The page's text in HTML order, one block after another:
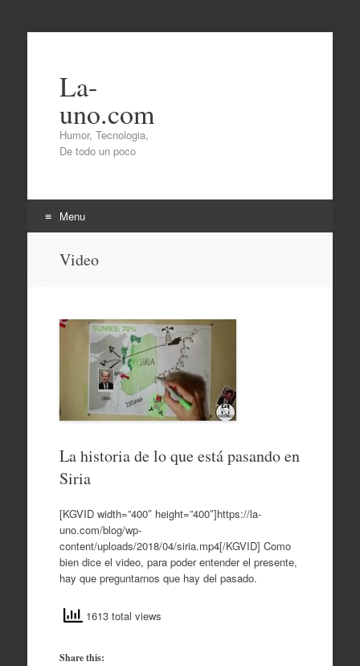
La-
uno.com
Humor, Tecnologia,
De todo un poco
Menu
Video
La historia de lo que está pasando en
Siria
[KGVID width=”400″ height=”400″]https://la-
uno.com/blog/wp-
content/uploads/2018/04/siria.mp4[/KGVID] Como
bien dice el video, para poder entender el presente,
hay que preguntarnos que hay del pasado.
1613 total views
Share this: